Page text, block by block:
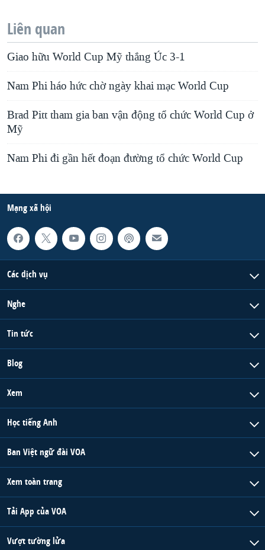
Liên quan
Giao hữu World Cup Mỹ thắng Úc 3-1
Nam Phi háo hức chờ ngày khai mạc World Cup
Brad Pitt tham gia ban vận động tổ chức World Cup ở
Mỹ
Nam Phi đi gần hết đoạn đường tổ chức World Cup
Mạng xã hội
Các dịch vụ
Nghe
Tin tức
Blog
Xem
Học tiếng Anh
Ban Việt ngữ đài VOA
Xem toàn trang
Tải App của VOA
Vượt tường lửa